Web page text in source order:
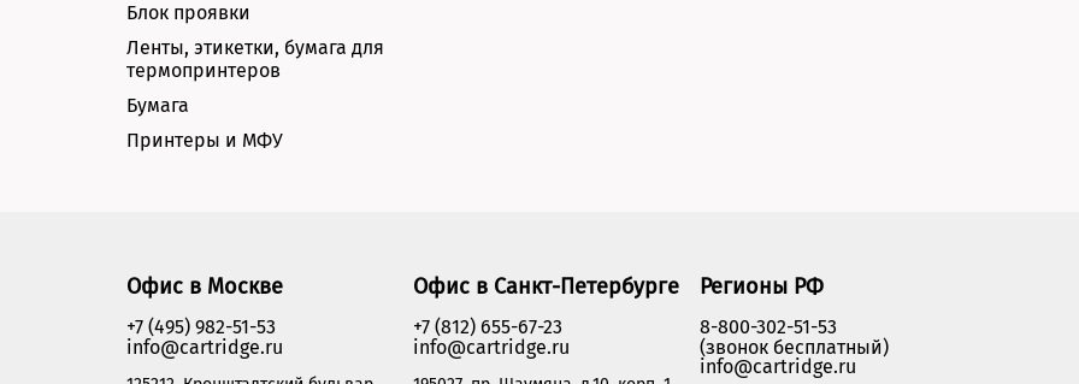
Блок проявки
Ленты, этикетки, бумага для
термопринтеров
Бумага
Принтеры и МФУ
Офис в Москве
+7 (495) 982-51-53
info@cartridge.ru
Офис в Санкт-Петербурге
+7 (812) 655-67-23
info@cartridge.ru
Регионы РФ
8-800-302-51-53
(звонок бесплатный)
info@cartridge.ru